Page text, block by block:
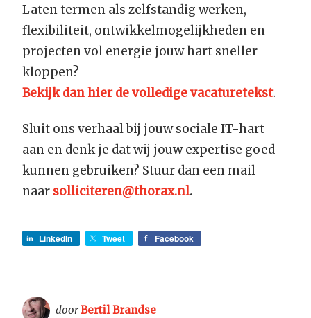
Laten termen als zelfstandig werken,
flexibiliteit, ontwikkelmogelijkheden en
projecten vol energie jouw hart sneller
kloppen?
Bekijk dan hier de volledige vacaturetekst.
Sluit ons verhaal bij jouw sociale IT-hart
aan en denk je dat wij jouw expertise goed
kunnen gebruiken? Stuur dan een mail
naar solliciteren@thorax.nl.
LinkedIn Tweet Facebook
doorBertil Brandse